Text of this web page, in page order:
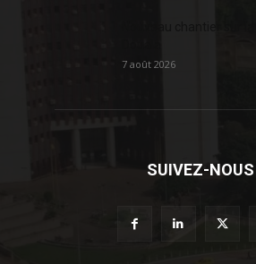
7 août 2026
SUIVEZ-NOUS